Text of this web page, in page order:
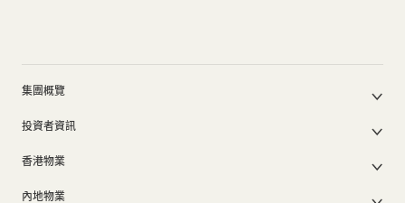
集團概覽
集團架構
我們的創辦人
50周年
投資者資訊
股東週年大會文件
中期報告/年報及可持續發展報告
香港物業
內地物業